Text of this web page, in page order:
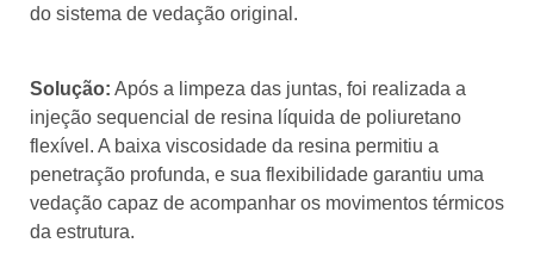
do sistema de vedação original.
Solução: Após a limpeza das juntas, foi realizada a
injeção sequencial de resina líquida de poliuretano
flexível. A baixa viscosidade da resina permitiu a
penetração profunda, e sua flexibilidade garantiu uma
vedação capaz de acompanhar os movimentos térmicos
da estrutura.